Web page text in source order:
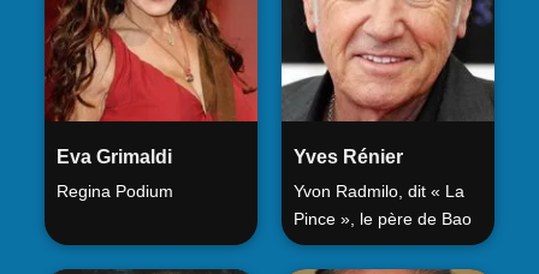
Eva Grimaldi
Regina Podium
Yves Rénier
Yvon Radmilo, dit « La
Pince », le père de Bao